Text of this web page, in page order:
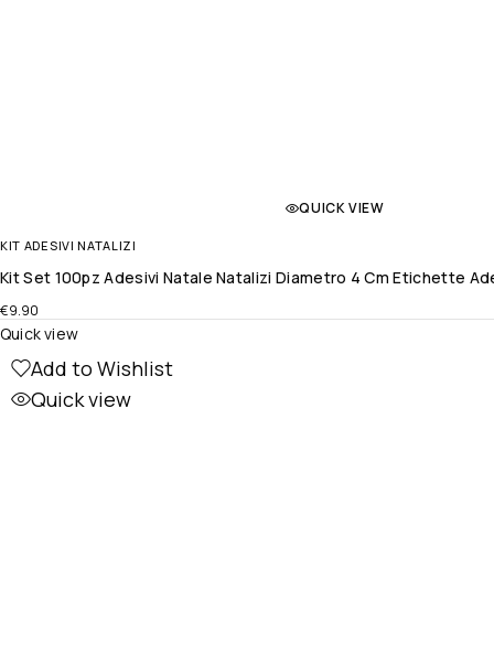
QUICK VIEW
KIT ADESIVI NATALIZI
Kit Set 100pz Adesivi Natale Natalizi Diametro 4 Cm Etichette
€9.90
Add to Wishlist
Quick view
Quick view